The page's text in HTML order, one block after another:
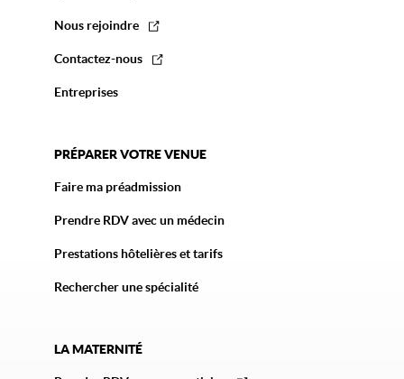
Nous rejoindre
Contactez-nous
Entreprises
PRÉPARER VOTRE VENUE
Faire ma préadmission
Prendre RDV avec un médecin
Prestations hôtelières et tarifs
Rechercher une spécialité
LA MATERNITÉ